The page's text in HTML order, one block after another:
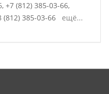
+7 (812) 385-03-66,
(812) 385-03-66 ещё...